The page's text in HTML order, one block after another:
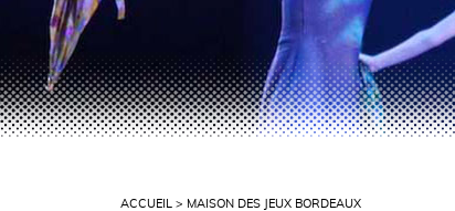
ACCUEIL > MAISON DES JEUX BORDEAUX